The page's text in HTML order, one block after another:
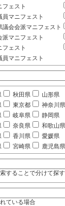
フェスト
員マニフェスト
議会会派マニフェスト
派マニフェスト
フェスト
員マニフェスト
秋田県 山形県
東京都 神奈川県
岐阜県 静岡県
奈良県 和歌山県
香川県 愛媛県
宮崎県 鹿児島県
ることで分けて探す
ている場合